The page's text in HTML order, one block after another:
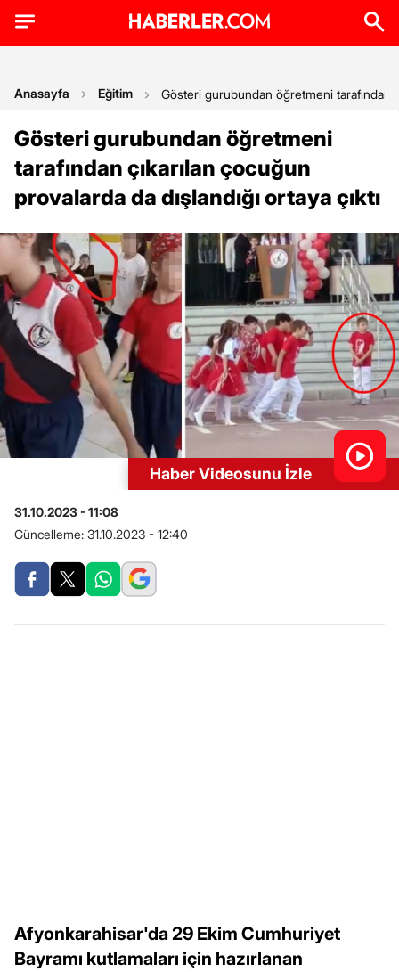
Anasayfa Eğitim Gösteri gurubundan öğretmeni tarafından
Gösteri gurubundan öğretmeni
tarafından çıkarılan çocuğun
provalarda da dışlandığı ortaya çıktı
Haber Videosunu İzle
31.10.2023 - 11:08
Güncelleme: 31.10.2023 - 12:40
Afyonkarahisar'da 29 Ekim Cumhuriyet
Bayramı kutlamaları için hazırlanan